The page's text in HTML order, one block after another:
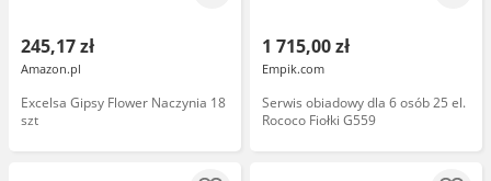
245,17 zł
Amazon.pl
Excelsa Gipsy Flower Naczynia 18
szt
1 715,00 zł
Empik.com
Serwis obiadowy dla 6 osób 25 el.
Rococo Fiołki G559